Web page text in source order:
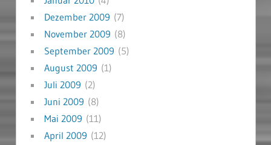
Dezember 2009 (7)
November 2009 (8)
September 2009 (5)
August 2009 (1)
Juli 2009 (2)
Juni 2009 (8)
Mai 2009 (11)
April 2009 (12)